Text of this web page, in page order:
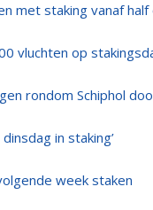
met staking vanaf
vluchten op
rondom Schiphol
in staking’
week staken